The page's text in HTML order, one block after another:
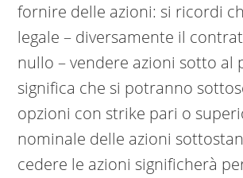
fornire delle azioni: si ricordi
legale – diversamente il
nullo – vendere azioni sotto al
significa che si potranno
opzioni con strike pari o
nominale delle azioni
cedere le azioni significherà